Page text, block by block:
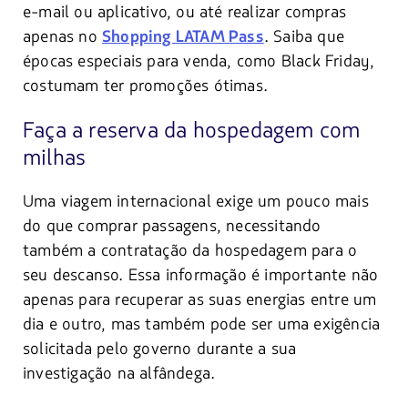
e-mail ou aplicativo, ou até realizar compras
apenas no Shopping LATAM Pass. Saiba que
épocas especiais para venda, como Black Friday,
costumam ter promoções ótimas.
Faça a reserva da hospedagem com
milhas
Uma viagem internacional exige um pouco mais
do que comprar passagens, necessitando
também a contratação da hospedagem para o
seu descanso. Essa informação é importante não
apenas para recuperar as suas energias entre um
dia e outro, mas também pode ser uma exigência
solicitada pelo governo durante a sua
investigação na alfândega.